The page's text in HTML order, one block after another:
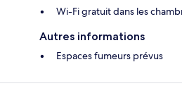
Wi-Fi gratuit dans les
Autres informations
Espaces fumeurs prévus